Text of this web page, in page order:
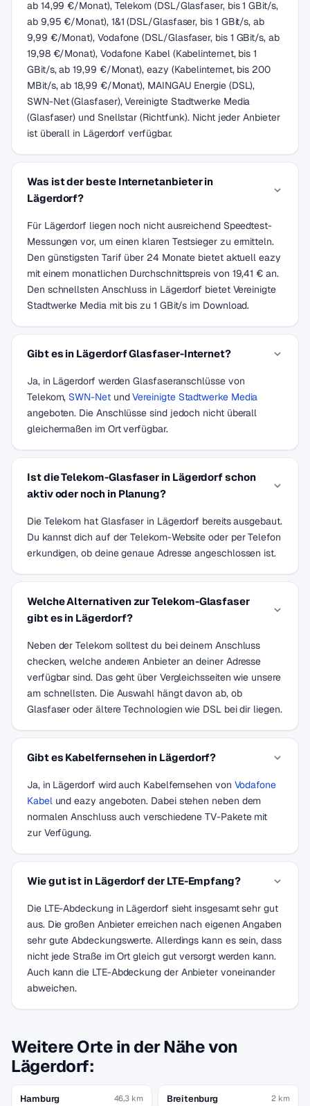
ab 14,99 €/Monat), Telekom (DSL/Glasfaser, bis 1 GBit/s,
ab 9,95 €/Monat), 1&1 (DSL/Glasfaser, bis 1 GBit/s, ab
9,99 €/Monat), Vodafone (DSL/Glasfaser, bis 1 GBit/s, ab
19,98 €/Monat), Vodafone Kabel (Kabelinternet, bis 1
GBit/s, ab 19,99 €/Monat), eazy (Kabelinternet, bis 200
MBit/s, ab 18,99 €/Monat), MAINGAU Energie (DSL),
SWN-Net (Glasfaser), Vereinigte Stadtwerke Media
(Glasfaser) und Snellstar (Richtfunk). Nicht jeder Anbieter
ist überall in Lägerdorf verfügbar.
Was ist der beste Internetanbieter in
Lägerdorf?
Für Lägerdorf liegen noch nicht ausreichend Speedtest-
Messungen vor, um einen klaren Testsieger zu ermitteln.
Den günstigsten Tarif über 24 Monate bietet aktuell eazy
mit einem monatlichen Durchschnittspreis von 19,41 € an.
Den schnellsten Anschluss in Lägerdorf bietet Vereinigte
Stadtwerke Media mit bis zu 1 GBit/s im Download.
Gibt es in Lägerdorf Glasfaser-Internet?
Ja, in Lägerdorf werden Glasfaseranschlüsse von
Telekom, SWN-NetundVereinigte Stadtwerke Media
angeboten. Die Anschlüsse sind jedoch nicht überall
gleichermaßen im Ort verfügbar.
Ist die Telekom-Glasfaser in Lägerdorf schon
aktiv oder noch in Planung?
Die Telekom hat Glasfaser in Lägerdorf bereits ausgebaut.
Du kannst dich auf der Telekom-Website oder per Telefon
erkundigen, ob deine genaue Adresse angeschlossen ist.
Welche Alternativen zur Telekom-Glasfaser
gibt es in Lägerdorf?
Neben der Telekom solltest du bei deinem Anschluss
checken, welche anderen Anbieter an deiner Adresse
verfügbar sind. Das geht über Vergleichsseiten wie unsere
am schnellsten. Die Auswahl hängt davon ab, ob
Glasfaser oder ältere Technologien wie DSL bei dir liegen.
Gibt es Kabelfernsehen in Lägerdorf?
Ja, in Lägerdorf wird auch Kabelfernsehen von Vodafone
Kabelund eazy angeboten. Dabei stehen neben dem
normalen Anschluss auch verschiedene TV-Pakete mit
zur Verfügung.
Wie gut ist in Lägerdorf der LTE-Empfang?
Die LTE-Abdeckung in Lägerdorf sieht insgesamt sehr gut
aus. Die großen Anbieter erreichen nach eigenen Angaben
sehr gute Abdeckungswerte. Allerdings kann es sein, dass
nicht jede Straße im Ort gleich gut versorgt werden kann.
Auch kann die LTE-Abdeckung der Anbieter voneinander
abweichen.
Weitere Orte in der Nähe von
Lägerdorf:
Hamburg 46,3 km Breitenburg 2 km